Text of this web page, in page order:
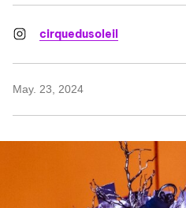
cirquedusoleil
May. 23, 2024